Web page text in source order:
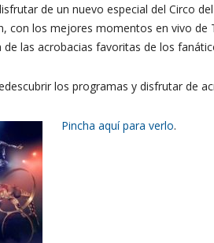
de un nuevo especial del Circo
con los mejores momentos en vivo
las acrobacias favoritas de los
los programas y disfrutar de
Pincha aquí para verlo.